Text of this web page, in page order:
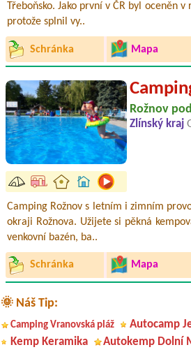
Třeboňsko. Jako první v ČR byl oceněn v
protože splnil vy..
Schránka Mapa
Rožnov
Zlínský kraj
Camping Rožnov s letním i zimním
okraji Rožnova. Užijete si pěkná
venkovní bazén, ba..
Schránka Mapa
🌞 Náš Tip:
Camping Vranovská pláž
Autocamp
Kemp Keramika
Autokemp Dolní